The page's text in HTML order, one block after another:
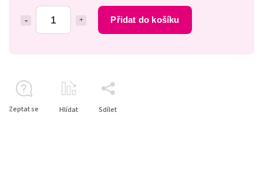
Přidat do košíku
Zeptat se Hlídat Sdílet